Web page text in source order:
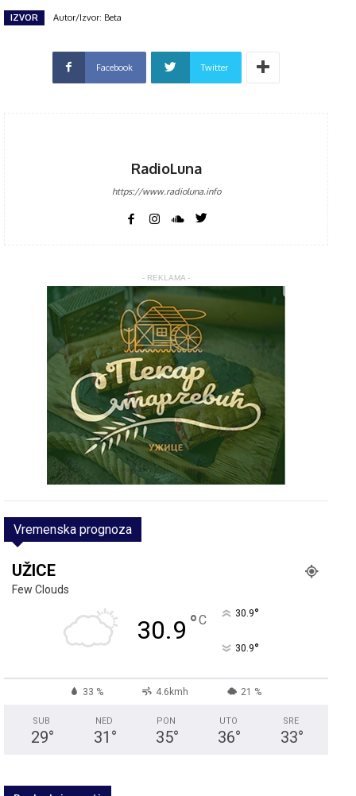
IZVOR Autor/Izvor: Beta
Facebook Twitter
RadioLuna
https://www.radioluna.info
- REKLAMA -
Vremenska prognoza
UŽICE
Few Clouds
30.9 °C 30.9°
30.9°
33 % 4.6kmh 21 %
SUB
29°
NED
31 °
PON
35°
UTO
36°
SRE
33°